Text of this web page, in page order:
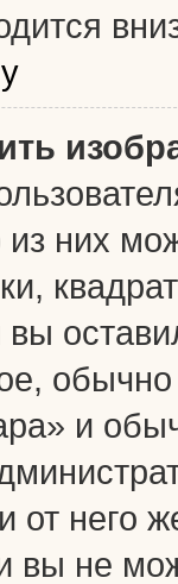
них
и
от него
вы не